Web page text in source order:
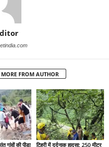
MORE FROM AUTHOR
गांवों की पीड़ा टिहरी में दर्दनाक हादसा: 250 मीटर